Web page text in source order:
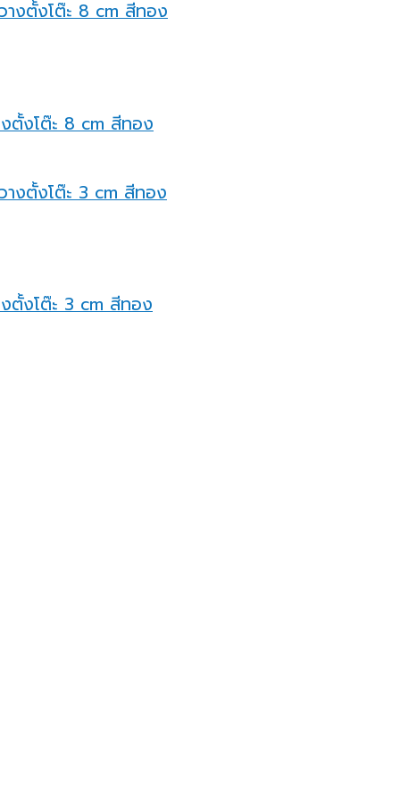
งตั้งโต๊ะ 8 cm สีทอง
งตั้งโต๊ะ 3 cm สีทอง